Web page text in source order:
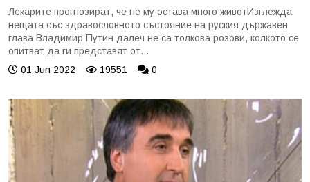
Лекарите прогнозират, че не му остава много животИзглежда
нещата със здравословното състояние на руския държавен
глава Владимир Путин далеч не са толкова розови, колкото се
опитват да ги представят от...
01 Jun 2022
19551 0